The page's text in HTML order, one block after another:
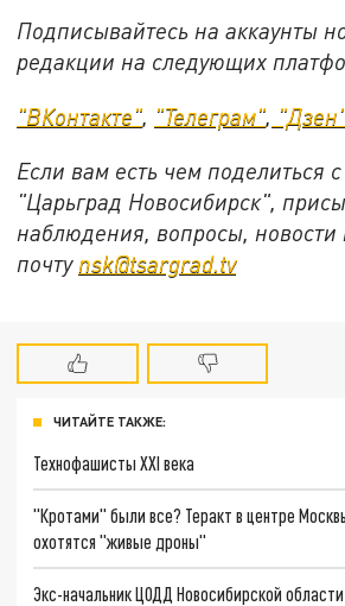
Подписывайтесь на аккаунты
редакции на следующих
"ВКонтакте", "Телеграм",
Если вам есть чем поделиться
"Царьград Новосибирск",
наблюдения, вопросы, новости
почту nsk@tsargrad.tv
ЧИТАЙТЕ ТАКЖЕ:
Технофашисты XXI века
"Кротами" были все? Теракт в центре
охотятся "живые дроны"
Экс-начальник ЦОДД Новосибирской